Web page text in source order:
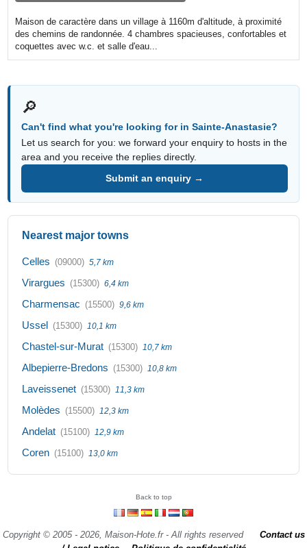
Maison de caractère dans un village à 1160m d'altitude, à proximité
des chemins de randonnée. 4 chambres spacieuses, confortables et
coquettes avec w.c. et salle d'eau...
🔎
Can't find what you're looking for in Sainte-Anastasie?
Let us search for you: we forward your enquiry to hosts in the
area and you receive the replies directly.
Submit an enquiry →
Nearest major towns
Celles (09000) 5,7 km
Virargues (15300) 6,4 km
Charmensac (15500) 9,6 km
Ussel (15300) 10,1 km
Chastel-sur-Murat (15300) 10,7 km
Albepierre-Bredons (15300) 10,8 km
Laveissenet (15300) 11,3 km
Molèdes (15500) 12,3 km
Andelat (15100) 12,9 km
Coren (15100) 13,0 km
Back to top
Copyright © 2005 - 2026, Maison-Hote.fr - All rights reserved
Contact us